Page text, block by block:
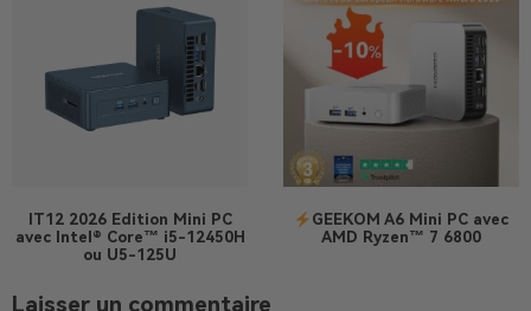
IT12 2026 Edition Mini PC
avec Intel® Core™ i5-12450H
ou U5-125U
GEEKOM A6 Mini PC avec
AMD Ryzen™ 7 6800
Laisser un commentaire